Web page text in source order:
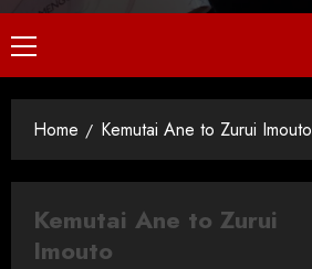
Home Kemutai Ane to Zurui Imouto
Kemutai Ane to Zurui
Imouto